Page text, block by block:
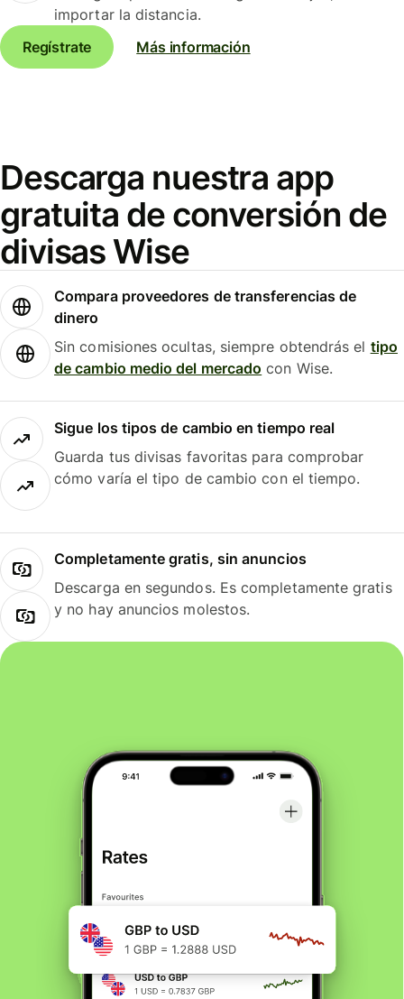
importar la distancia.
Regístrate
Más información
Descarga nuestra app
gratuita de conversión de
divisas Wise
Compara proveedores de transferencias de
dinero
Sin comisiones ocultas, siempre obtendrás el tipo
de cambio medio del mercado con Wise.
Sigue los tipos de cambio en tiempo real
Guarda tus divisas favoritas para comprobar
cómo varía el tipo de cambio con el tiempo.
Completamente gratis, sin anuncios
Descarga en segundos. Es completamente gratis
y no hay anuncios molestos.